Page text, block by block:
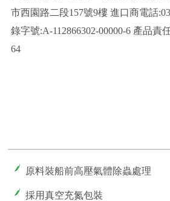
市西園路二段157號9樓 進口商電話
錄字號:A-112866302-00000-6 產品責
64
原料裝船前高壓氣體除蟲處理
採用真空充氮包裝